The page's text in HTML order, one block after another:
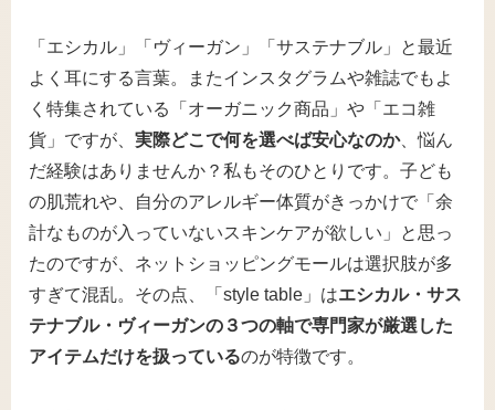
「エシカル」「ヴィーガン」「サステナブル」と最近
よく耳にする言葉。またインスタグラムや雑誌でもよ
く特集されている「オーガニック商品」や「エコ雑
貨」ですが、 実際どこで何を選べば安心なのか、悩ん
だ経験はありませんか？私もそのひとりです。子ども
の肌荒れや、自分のアレルギー体質がきっかけで「余
計なものが入っていないスキンケアが欲しい」と思っ
たのですが、ネットショッピングモールは選択肢が多
すぎて混乱。その点、「style table」はエシカル・サス
テナブル・ヴィーガンの３つの軸で専門家が厳選した
アイテムだけを扱っているのが特徴です。